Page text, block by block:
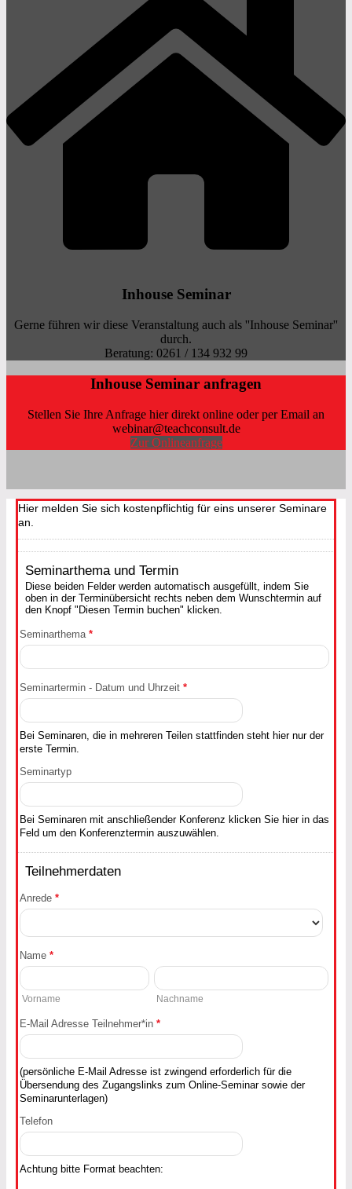
Inhouse Seminar
Gerne führen wir diese Veranstaltung auch als ''Inhouse Seminar''
durch.
Beratung: 0261 / 134 932 99
Inhouse Seminar anfragen
Stellen Sie Ihre Anfrage hier direkt online oder per Email an
webinar@teachconsult.de
Zur Onlineanfrage
Hier melden Sie sich kostenpflichtig für eins unserer Seminare
an.
Seminarthema und Termin
Diese beiden Felder werden automatisch ausgefüllt, indem Sie
oben in der Terminübersicht rechts neben dem Wunschtermin auf
den Knopf "Diesen Termin buchen" klicken.
Seminarthema *
Seminartermin - Datum und Uhrzeit *
Bei Seminaren, die in mehreren Teilen stattfinden steht hier nur der
erste Termin.
Seminartyp
Bei Seminaren mit anschließender Konferenz klicken Sie hier in das
Feld um den Konferenztermin auszuwählen.
Teilnehmerdaten
Anrede *
Name *
Vorname Nachname
E-Mail Adresse Teilnehmer*in *
(persönliche E-Mail Adresse ist zwingend erforderlich für die
Übersendung des Zugangslinks zum Online-Seminar sowie der
Seminarunterlagen)
Telefon
Achtung bitte Format beachten: